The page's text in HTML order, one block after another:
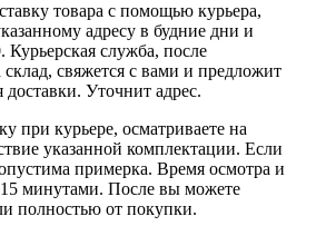
товара с помощью курьера,
адресу в будние дни и
Курьерская служба, после
склад, свяжется с вами и предложит
Уточнит адрес.
при курьере, осматриваете на
указанной комплектации. Если
примерка. Время осмотра и
минутами. После вы можете
полностью от покупки.